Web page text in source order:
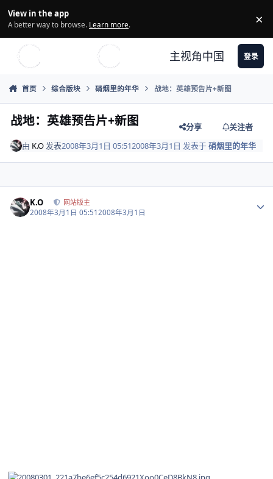
View in the app
A better way to browse. Learn more. ×
主视角中国 登录
首页 综合版块 硝烟里的年华 战地：英雄预告片+新图
战地：英雄预告片+新图 分享
关注者
由 K.O 发表2008年3月1日 05:512008年3月1日 发表于硝烟里的年华
K.O 网站版主
2008年3月1日 05:512008年3月1日